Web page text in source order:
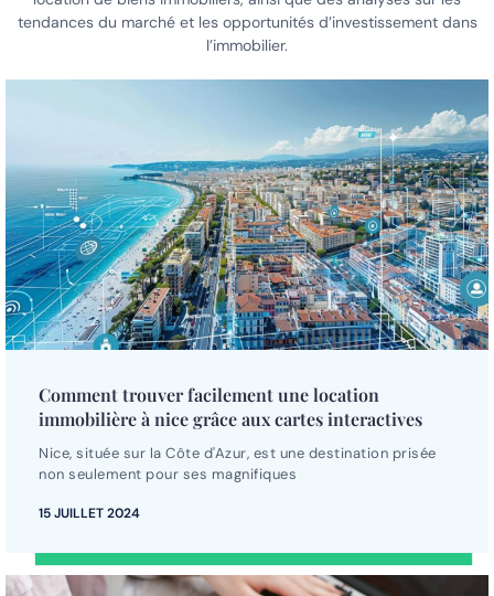
tendances du marché et les opportunités d’investissement dans
l’immobilier.
Comment trouver facilement une location
immobilière à nice grâce aux cartes interactives
Nice, située sur la Côte d'Azur, est une destination prisée
non seulement pour ses magnifiques
15 JUILLET 2024